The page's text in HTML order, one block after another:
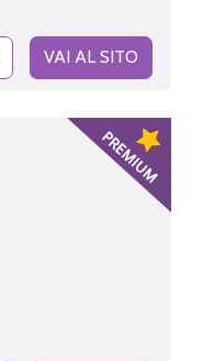
VAI AL SITO